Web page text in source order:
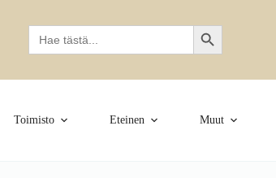
Search
for:
Search Button
Toimisto Eteinen Muut